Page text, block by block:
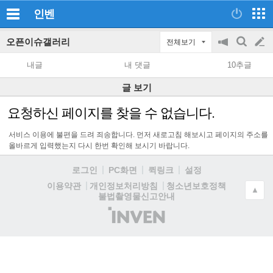
인벤
오픈이슈갤러리 전체보기
공
지
on/off
검
색
글
쓰
기
내글 내 댓글 10추글
글 보기
요청하신 페이지를 찾을 수 없습니다.
서비스 이용에 불편을 드려 죄송합니다. 먼저 새로고침 해보시고 페이지의 주소를
올바르게 입력했는지 다시 한번 확인해 보시기 바랍니다.
로그인 PC화면 퀵링크
설정
이용약관
개인정보처리방침
청소년보호정책
불법촬영물신고안내
(주)
인
▲